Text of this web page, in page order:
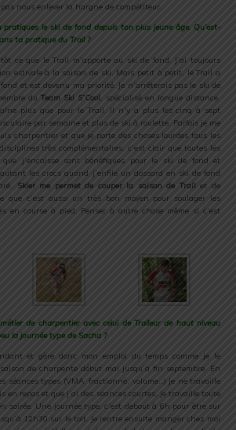
nous enlever la hargne de compétiteur.
pratiques le ski de fond depuis ton plus jeune âge. Qu’est-
ta pratique du Trail ?
ce que le Trail m’apporte au ski de fond. J’ai toujours
estivale à la saison de ski. Mais petit à petit, le Trail a
et est devenu ma priorité. Je n’arrêterais pas le ski de
du Team Ski S’Cool, spécialisé en longue distance.
plus que pour le Trail. Il n’y a plus les cinq à sept
par semaine et plus de ski à roulette. Parfois je me
charpentier et que je porte des choses lourdes tous les
très complémentaires, c’est clair que toutes les
j’encaisse sont bénéfiques pour le ski de fond et
les crocs quand j’enfile un dossard en ski de fond
Skier me permet de couper la saison de Trail et de
que c’est aussi un très bon moyen pour soulager les
en course à pied. Penser à autre chose même si c’est
de charpentier avec celui de Traileur de haut niveau
la journée type de Sacha ?
et gère donc mon emploi du temps comme je le
de charpente début mai jusqu’à fin septembre. En
séances types (VMA, fractionné, volume…) je ne travaille
en repos et que j’ai des séances courtes, je travaille toute
soirée. Une journée type, c’est debout à 6h pour être sur
12h30 sur le toit. Je rentre ensuite manger chez moi